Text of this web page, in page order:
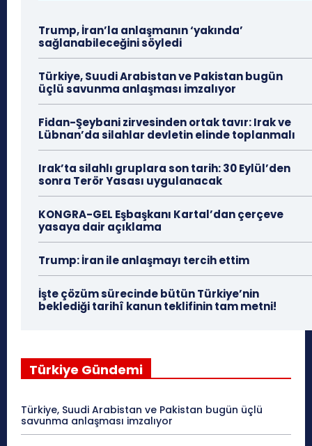
Trump, İran’la anlaşmanın ‘yakında’
sağlanabileceğini söyledi
Türkiye, Suudi Arabistan ve Pakistan bugün
üçlü savunma anlaşması imzalıyor
Fidan-Şeybani zirvesinden ortak tavır: Irak ve
Lübnan’da silahlar devletin elinde toplanmalı
Irak’ta silahlı gruplara son tarih: 30 Eylül’den
sonra Terör Yasası uygulanacak
KONGRA-GEL Eşbaşkanı Kartal’dan çerçeve
yasaya dair açıklama
Trump: İran ile anlaşmayı tercih ettim
İşte çözüm sürecinde bütün Türkiye’nin
beklediği tarihî kanun teklifinin tam metni!
Türkiye Gündemi
Türkiye, Suudi Arabistan ve Pakistan bugün üçlü
savunma anlaşması imzalıyor